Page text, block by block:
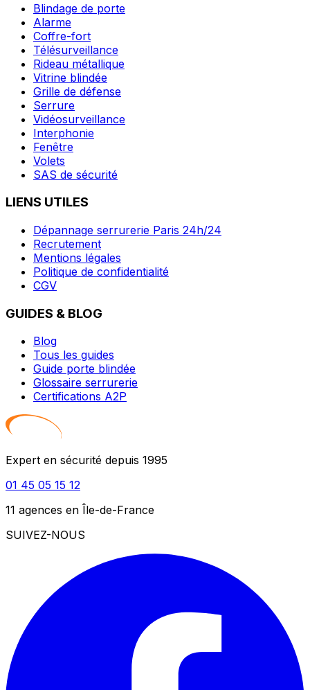
Blindage de porte
Alarme
Coffre-fort
Télésurveillance
Rideau métallique
Vitrine blindée
Grille de défense
Serrure
Vidéosurveillance
Interphonie
Fenêtre
Volets
SAS de sécurité
LIENS UTILES
Dépannage serrurerie Paris 24h/24
Recrutement
Mentions légales
Politique de confidentialité
CGV
GUIDES & BLOG
Blog
Tous les guides
Guide porte blindée
Glossaire serrurerie
Certifications A2P
Expert en sécurité depuis 1995
01 45 05 15 12
11 agences en Île-de-France
SUIVEZ-NOUS